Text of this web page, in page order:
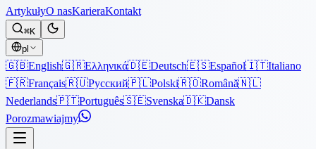
ArtykułyO nasKarieraKontakt
⌘K
pl
🇬🇧English🇬🇷Ελληνικά🇩🇪Deutsch🇪🇸Español🇮🇹Italiano
🇫🇷Français🇷🇺Русский🇵🇱Polski🇷🇴Română🇳🇱
Nederlands🇵🇹Português🇸🇪Svenska🇩🇰Dansk
Porozmawiajmy